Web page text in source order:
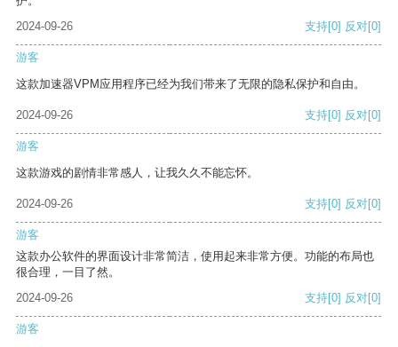
2024-09-26
支持[0] 反对[0]
游客
这款加速器VPM应用程序已经为我们带来了无限的隐私保护和自由。
2024-09-26 支持[0] 反对[0]
游客
这款游戏的剧情非常感人，让我久久不能忘怀。
2024-09-26 支持[0] 反对[0]
游客
这款办公软件的界面设计非常简洁，使用起来非常方便。功能的布局也
很合理，一目了然。
2024-09-26
支持[0] 反对[0]
游客